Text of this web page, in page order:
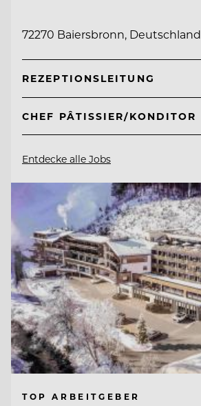
72270 Baiersbronn, Deutschland
REZEPTIONSLEITUNG
CHEF PÂTISSIER/KONDITOR
Entdecke alle Jobs
TOP ARBEITGEBER